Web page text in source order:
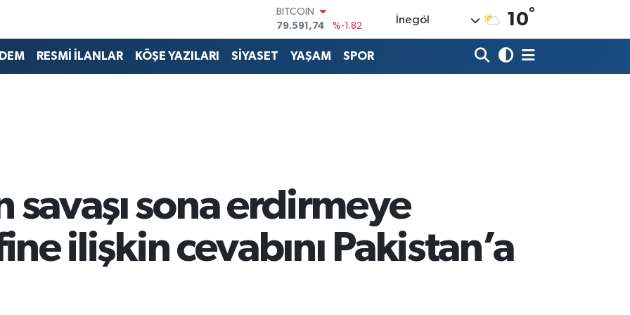
BITCOIN
79.591,74
%-1.82
DOLAR
45,43620
%0.02
İnegöl 10°
RESMİ İLANLAR KÖŞE YAZILARI SİYASET YAŞAM SPOR
savaşı sona erdirmeye
ilişkin cevabını Pakistan’a